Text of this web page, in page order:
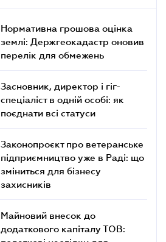
Нормативна грошова оцінка
землі: Держгеокадастр оновив
перелік для обмежень
Засновник, директор і гіг-
спеціаліст в одній особі: як
поєднати всі статуси
Законопроєкт про ветеранське
підприємництво уже в Раді: що
зміниться для бізнесу
захисників
Майновий внесок до
додаткового капіталу ТОВ: